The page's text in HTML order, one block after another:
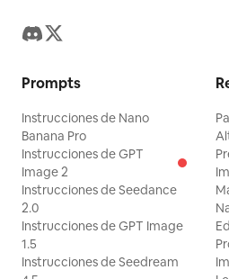
Prompts
Instrucciones de Nano
Banana Pro
Instrucciones de GPT
Image 2
Instrucciones de Seedance
2.0
Instrucciones de GPT Image
1.5
Instrucciones de Seedream